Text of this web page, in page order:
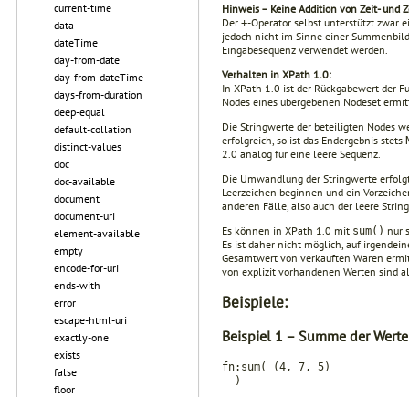
current-time
data
dateTime
day-from-date
day-from-dateTime
days-from-duration
deep-equal
default-collation
distinct-values
doc
doc-available
document
document-uri
element-available
empty
encode-for-uri
ends-with
error
escape-html-uri
exactly-one
exists
false
floor
Hinweis – Keine Addition von Zeit- und
Der +-Operator selbst unterstützt zwar
jedoch nicht im Sinne einer
Eingabesequenz verwendet werden.
Verhalten in XPath 1.0:
In XPath 1.0 ist der Rückgabewert der
Nodes eines übergebenen Nodeset
Die Stringwerte der beteiligten Nodes
erfolg­reich, so ist das Endergebnis stets
2.0 analog für eine leere Sequenz.
Die Umwandlung der Stringwerte
Leerzeichen beginnen und ein
anderen Fälle, also auch der leere
Es können in XPath 1.0 mit sum() nur
Es ist daher nicht mög­lich, auf
Gesamtwert von verkauften Waren
von explizit vorhandenen Werten sind
Beispiele:
Beispiel 1 – Summe der
fn:sum( (4, 7, 5)
)